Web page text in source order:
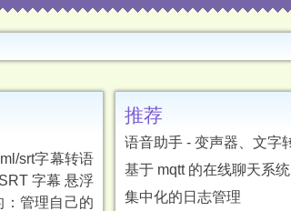
srt字幕转语
字幕 悬浮
管理自己的
推荐
基于 mqtt 的在线聊天系统
集中化的日志管理